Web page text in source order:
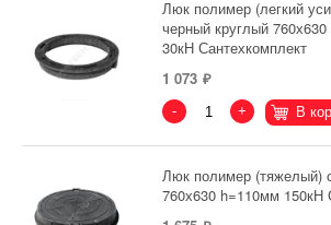
Люк полимер (легкий
черный круглый
30кН Сантехкомплект
1 073
- + В
Люк полимер (тяжелый)
760х630 h=110мм 150кН